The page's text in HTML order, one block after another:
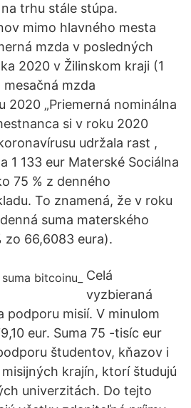
trhu stále stúpa.
mimo hlavného mesta
mzda v posledných
2020 v Žilinskom kraji (1
mesačná mzda
2020 „Priemerná nominálna
si v roku 2020
udržala rast ,
1 133 eur Materské Sociálna
75 % z denného
To znamená, že v roku
suma materského
zo 66,6083 eura).
Celá
vyzbieraná
podporu misií. V minulom
eur. Suma 75 -tisíc eur
študentov, kňazov i
krajín, ktorí študujú
univerzitách. Do tejto